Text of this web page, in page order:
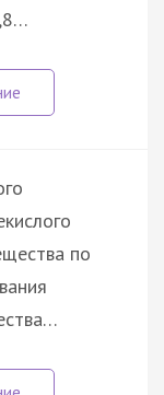
по